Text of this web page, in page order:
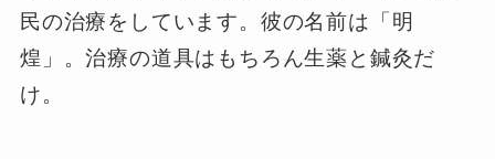
民の治療をしています。彼の名前は「明
煌」。治療の道具はもちろん生薬と鍼灸だ
け。